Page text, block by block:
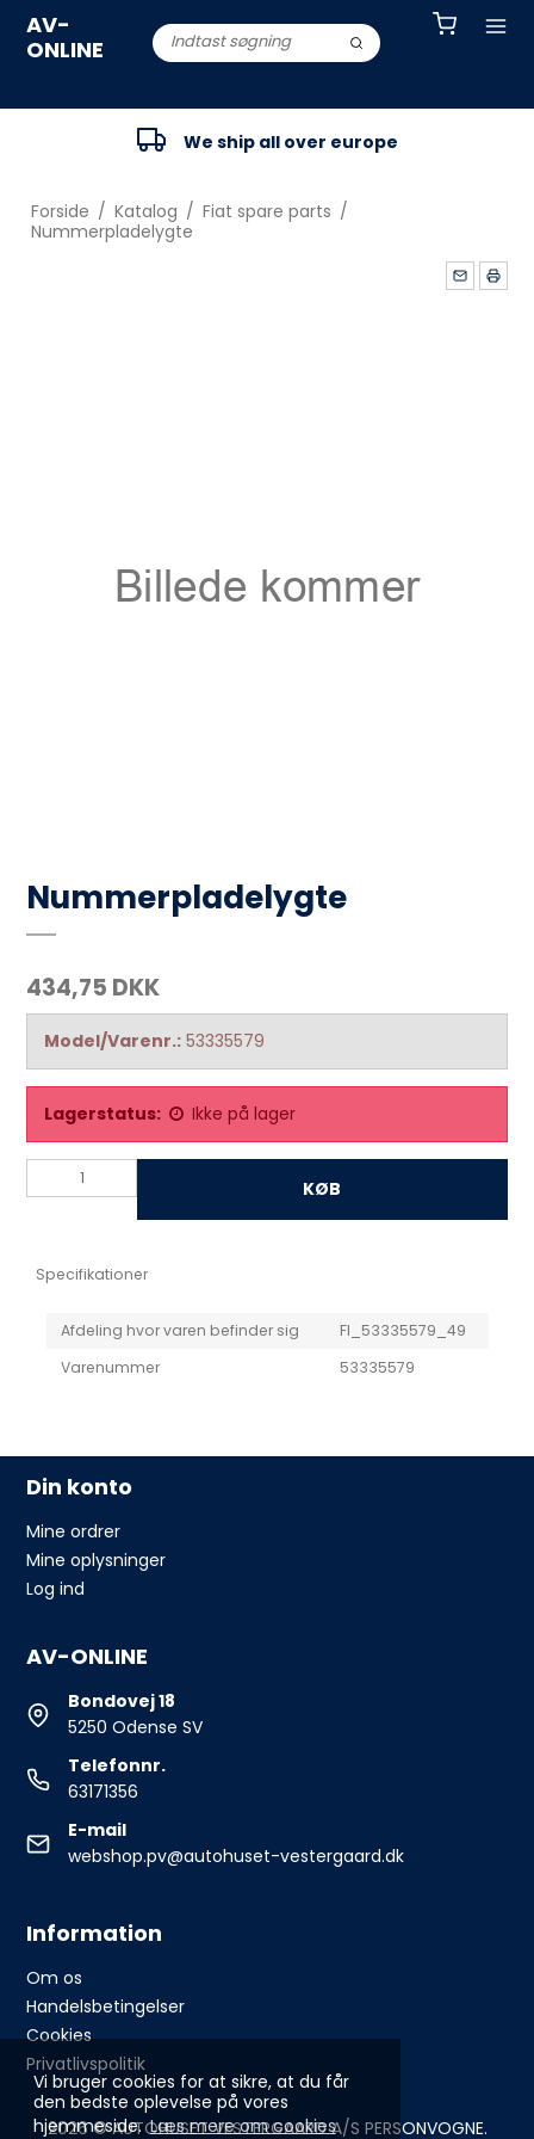
Vi bruger cookies for at sikre, at du får
den bedste oplevelse på vores
hjemmeside.Læs mere om cookies
AV-
ONLINE
We ship all over europe
Forside / Katalog / Fiat spare parts /
Nummerpladelygte
Nummerpladelygte
434,75 DKK
Model/Varenr.: 53335579
Lagerstatus: Ikke på lager
KØB
Specifikationer
Afdeling hvor varen befinder sig
FI_53335579_49
Varenummer
53335579
Din konto
Mine ordrer
Mine oplysninger
Log ind
AV-ONLINE
Bondovej 18
5250 Odense SV
Telefonnr.
63171356
E-mail
webshop.pv@autohuset-vestergaard.dk
Information
Om os
Handelsbetingelser
Cookies
Privatlivspolitik
2026 © AUTOHUSET VESTERGAARD A/S PERSONVOGNE.